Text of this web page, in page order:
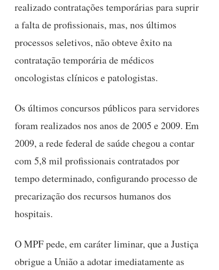
realizado contratações temporárias para suprir
a falta de profissionais, mas, nos últimos
processos seletivos, não obteve êxito na
contratação temporária de médicos
oncologistas clínicos e patologistas.
Os últimos concursos públicos para servidores
foram realizados nos anos de 2005 e 2009. Em
2009, a rede federal de saúde chegou a contar
com 5,8 mil profissionais contratados por
tempo determinado, configurando processo de
precarização dos recursos humanos dos
hospitais.
O MPF pede, em caráter liminar, que a Justiça
obrigue a União a adotar imediatamente as